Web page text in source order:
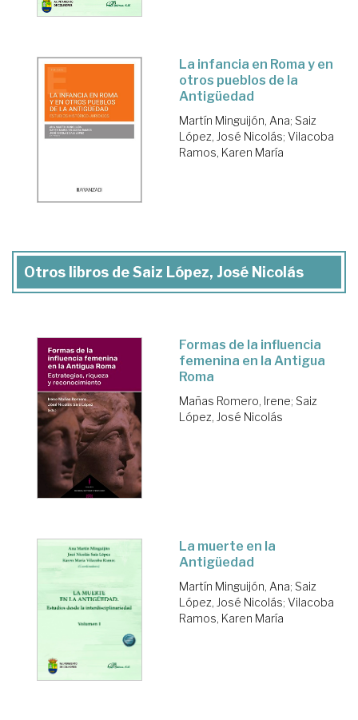
La infancia en Roma y en
otros pueblos de la
Antigüedad
Martín Minguijón, Ana; Saiz
López, José Nicolás; Vilacoba
Ramos, Karen María
Otros libros de Saiz López, José Nicolás
Formas de la influencia
femenina en la Antigua
Roma
Mañas Romero, Irene; Saiz
López, José Nicolás
La muerte en la
Antigüedad
Martín Minguijón, Ana; Saiz
López, José Nicolás; Vilacoba
Ramos, Karen María